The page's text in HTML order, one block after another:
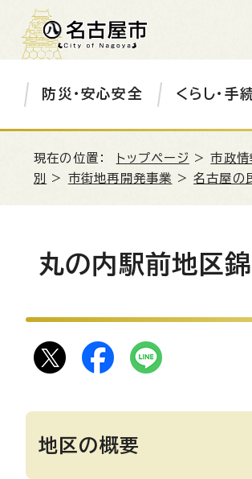
防災・安心安全 くらし・手
現在の位置： トップページ >市政情
別
> 市街地再開発事業 >名古屋の
丸の内駅前地区
地区の概要